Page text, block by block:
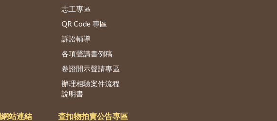
志工專區
QR Code 專區
訴訟輔導
各項聲請書例稿
卷證開示聲請專區
辦理相驗案件流程
說明書
站連結 查扣物拍賣公告專區